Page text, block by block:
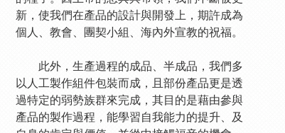
新，使我們在產品的設計與開發上，期許成為
個人、教會、團契小組、海內外宣教的祝福。
此外，生產過程的成品、半成品，我們多
以人工製作組件包裝而成，且部份產品更是透
過特定的弱勢族群來完成，其目的是藉由參與
產品的製作過程，能學習自我能力的提升、及